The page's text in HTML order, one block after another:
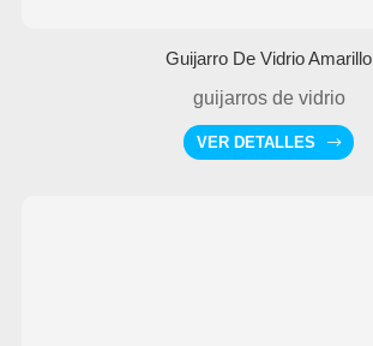
Guijarro De Vidrio Amarillo
guijarros de vidrio
VER DETALLES